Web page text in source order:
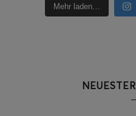
Mehr laden…